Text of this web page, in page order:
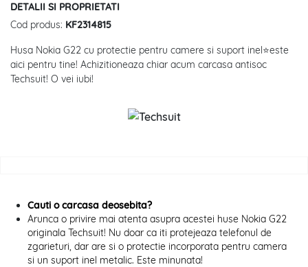
DETALII SI PROPRIETATI
Cod produs: KF2314815
Husa Nokia G22 cu protectie pentru camere si suport inel⭐este
aici pentru tine! Achizitioneaza chiar acum carcasa antisoc
Techsuit! O vei iubi!
Cauti o carcasa deosebita?
Arunca o privire mai atenta asupra acestei huse Nokia G22
originala Techsuit! Nu doar ca iti protejeaza telefonul de
zgarieturi, dar are si o protectie incorporata pentru camera
si un suport inel metalic. Este minunata!